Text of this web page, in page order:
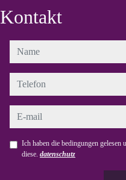
Kontakt
name
telefon
e-mail
Ich haben die bedingungen gelesen
diese. datenschutz